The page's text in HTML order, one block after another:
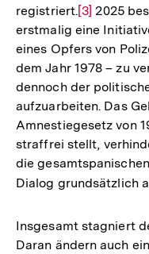
registriert.Zur
Auflösung
der
Fußnote
[3] 2025
erstmalig eine
eines Opfers von
dem Jahr 1978 – zu
dennoch der
aufzuarbeiten. Das
Amnestiegesetz von
straffrei stellt,
die
Dialog grundsätzlich
Insgesamt stagniert
Daran ändern auch